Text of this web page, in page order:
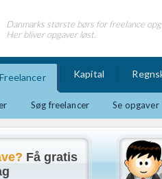
Danmarks største børs for freelance
Her bliver opgaver løst.
Freelancer Kapital
Søg freelancer Se opgaver
Få gratis